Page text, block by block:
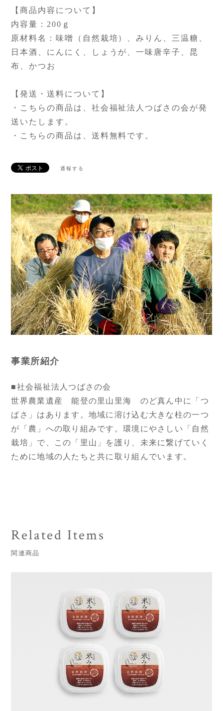
【商品内容について】
内容量：200ｇ
原材料名：味噌（自然栽培）、みりん、三温糖、
日本酒、にんにく、しょうが、一味唐辛子、昆
布、かつお
【発送・送料について】
・こちらの商品は、社会福祉法人つばさの会が発
送いたします。
・こちらの商品は、送料無料です。
通報する
事業所紹介
■社会福祉法人つばさの会
世界農業遺産 能登の里山里海 のど真ん中に「つ
ばさ」はあります。地域に溶け込む大きな柱の一つ
が「農」への取り組みです。環境にやさしい「自然
栽培」で、この「里山」を護り、未来に繋げていく
ために地域の人たちと共に取り組んでいます。
Related Items
関連商品